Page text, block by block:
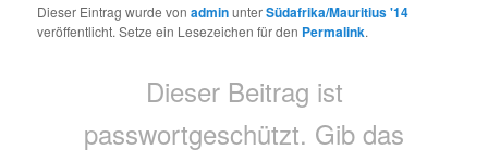
Dieser Eintrag wurde vonadminunterSüdafrika/Mauritius '14
veröffentlicht. Setze ein Lesezeichen für den Permalink.
Dieser Beitrag ist
passwortgeschützt. Gib das